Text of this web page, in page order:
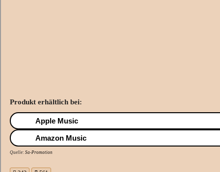
Produkt erhältlich bei:
Apple Music
Amazon Music
Quelle: Sa-Promotion